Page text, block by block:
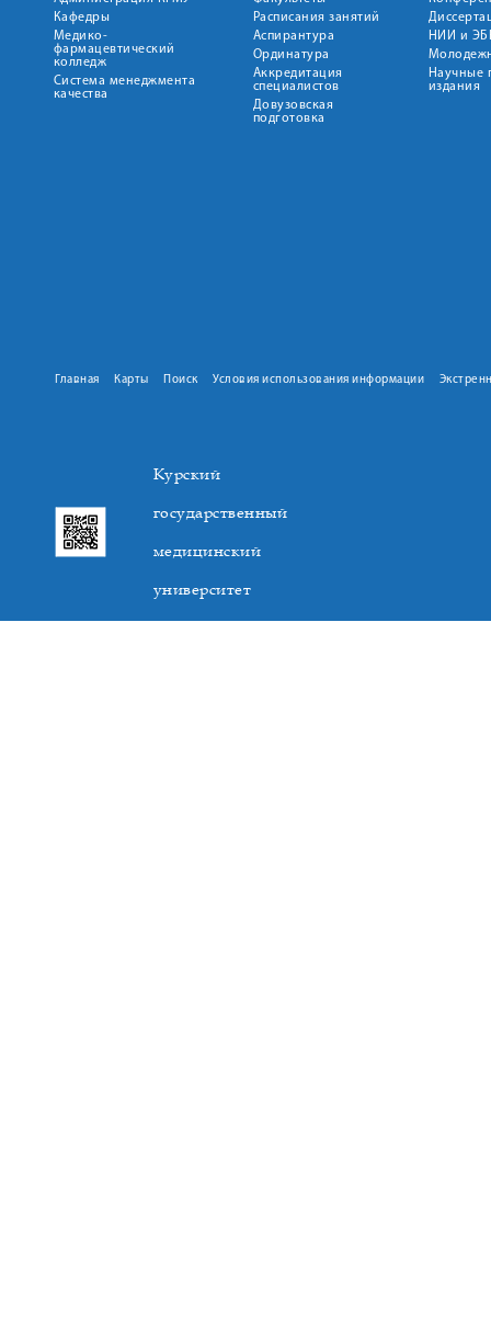
Кафедры
Медико-
фармацевтический
колледж
Система менеджмента
качества
Расписания занятий
Аспирантура
Ординатура
Аккредитация
специалистов
Довузовская
подготовка
НИИ и
Научные
издания
Главная Карты Поиск Условия использования информации
Курский
государственный
медицинский
университет